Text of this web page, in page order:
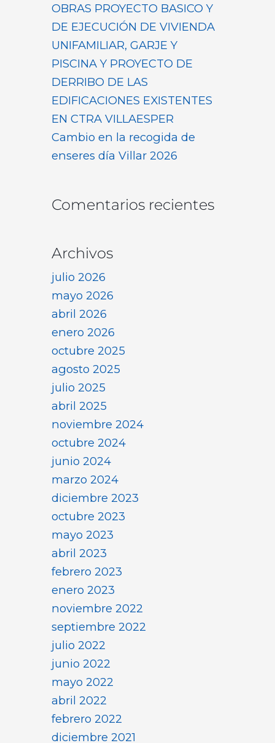
OBRAS PROYECTO BASICO Y
DE EJECUCIÓN DE VIVIENDA
UNIFAMILIAR, GARJE Y
PISCINA Y PROYECTO DE
DERRIBO DE LAS
EDIFICACIONES EXISTENTES
EN CTRA VILLAESPER
Cambio en la recogida de
enseres día Villar 2026
Comentarios recientes
Archivos
julio 2026
mayo 2026
abril 2026
enero 2026
octubre 2025
agosto 2025
julio 2025
abril 2025
noviembre 2024
octubre 2024
junio 2024
marzo 2024
diciembre 2023
octubre 2023
mayo 2023
abril 2023
febrero 2023
enero 2023
noviembre 2022
septiembre 2022
julio 2022
junio 2022
mayo 2022
abril 2022
febrero 2022
diciembre 2021